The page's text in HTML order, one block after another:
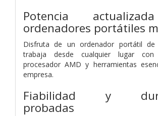
Potencia
ordenadores portátiles
Disfruta de un ordenador portátil
trabaja desde cualquier lugar
procesador AMD y herramientas
empresa.
Fiabilidad y
probadas